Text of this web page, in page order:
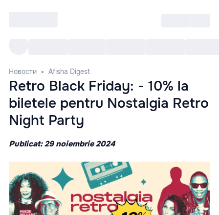
Новости Afisha Digest
Retro Black Friday: - 10% la
biletele pentru Nostalgia Retro
Night Party
Publicat: 29 noiembrie 2024